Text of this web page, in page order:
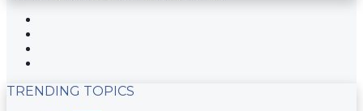
TRENDING TOPICS